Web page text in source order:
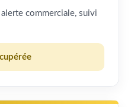
commerciale, suivi